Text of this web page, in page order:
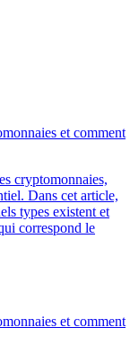
et comment
cryptomonnaies,
Dans cet article,
types existent et
correspond le
et comment